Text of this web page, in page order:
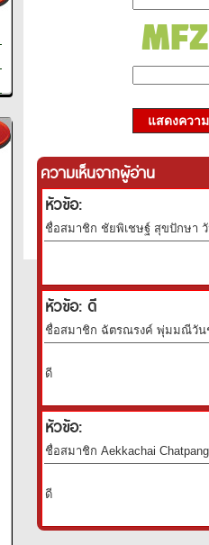
แสดงควา
ความเห็นจากผู้อ่าน
หัวข้อ:
ชื่อสมาชิก ชัยพิเชษฐ์ สุขปักษา วั
หัวข้อ: ดี
ชื่อสมาชิก ฉัตรณรงค์ พุ่มมณีวันชั
ดี
หัวข้อ:
ชื่อสมาชิก Aekkachai
ดี